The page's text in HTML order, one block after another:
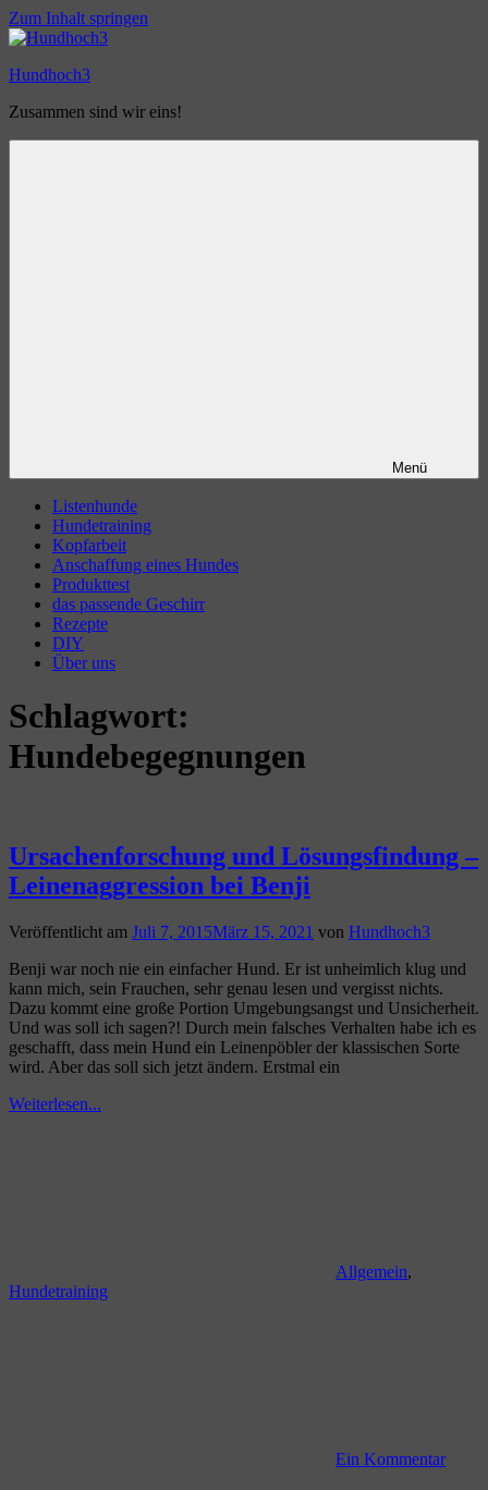
Zum Inhalt springen
Hundhoch3
Zusammen sind wir eins!
Menü
Listenhunde
Hundetraining
Kopfarbeit
Anschaffung eines Hundes
Produkttest
das passende Geschirr
Rezepte
DIY
Über uns
Schlagwort:
Hundebegegnungen
Ursachenforschung und Lösungsfindung –
Leinenaggression bei Benji
Veröffentlicht am Juli 7, 2015März 15, 2021 von Hundhoch3
Benji war noch nie ein einfacher Hund. Er ist unheimlich klug und
kann mich, sein Frauchen, sehr genau lesen und vergisst nichts.
Dazu kommt eine große Portion Umgebungsangst und Unsicherheit.
Und was soll ich sagen?! Durch mein falsches Verhalten habe ich es
geschafft, dass mein Hund ein Leinenpöbler der klassischen Sorte
wird. Aber das soll sich jetzt ändern. Erstmal ein
Weiterlesen...
Allgemein,
Hundetraining
Ein Kommentar